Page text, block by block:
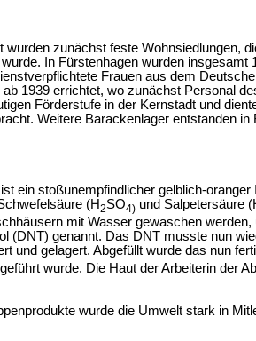
zunächst feste Wohnsiedlungen,
In Fürstenhagen wurden
Frauen aus dem
1939 errichtet, wo zunächst Personal
Förderstufe in der Kernstadt und
Weitere Barackenlager entstanden
ein stoßunempfindlicher gelblich-
(H2SO4) und Salpetersäure
mit Wasser gewaschen
(DNT) genannt. Das DNT musste nun
und gelagert. Abgefüllt wurde das nun
wurde. Die Haut der Arbeiterin der
wurde die Umwelt stark in